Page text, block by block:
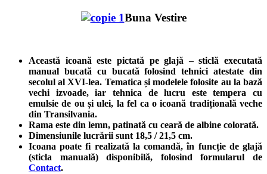
Buna Vestire
Această icoană este pictată pe glajă – sticlă executată
manual bucată cu bucată folosind tehnici atestate din
secolul al XVI-lea. Tematica și modelele folosite au la bază
vechi izvoade, iar tehnica de lucru este tempera cu
emulsie de ou și ulei, la fel ca o icoană tradițională veche
din Transilvania.
Rama este din lemn, patinată cu ceară de albine colorată.
Dimensiunile lucrării sunt 18,5 / 21,5 cm.
Icoana poate fi realizată la comandă, în funcție de glajă
(sticla manuală) disponibilă, folosind formularul de
Contact.